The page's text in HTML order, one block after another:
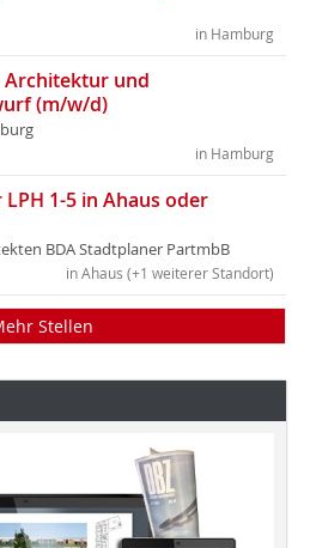
in Hamburg
Architektur und
(m/w/d)
in Hamburg
1-5 in Ahaus oder
BDA Stadtplaner PartmbB
in Ahaus (+1 weiterer Standort)
Stellen